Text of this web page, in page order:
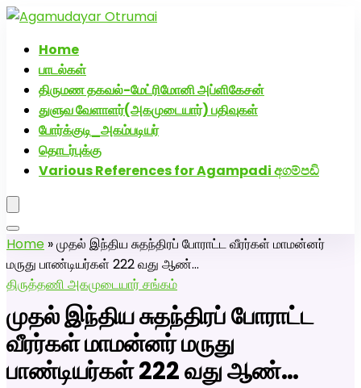
Home
பாடல்கள்
திருமண தகவல்-மேட்ரிமோனி அப்ளிகேசன்
துளுவ வேளாளர்(அகமுடையார்) பதிவுகள்
போர்க்குடி_அகம்படியர்
தொடர்புக்கு
Various References for Agampadi අගම්පඩි
Home »முதல் இந்திய சுதந்திரப் போராட்ட வீரர்கள் மாமன்னர்
மருது பாண்டியர்கள் 222 வது ஆண்…
திருத்தணி அகமுடையார் சங்கம்
முதல் இந்திய சுதந்திரப் போராட்ட
வீரர்கள் மாமன்னர் மருது
பாண்டியர்கள் 222 வது ஆண்…
அகமுடையார் திருமண வரன்களுக்கு அகமுடையார்மேட்ரி-